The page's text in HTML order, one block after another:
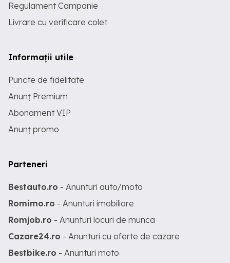
Regulament Campanie
Livrare cu verificare colet
Informații utile
Puncte de fidelitate
Anunț Premium
Abonament VIP
Anunț promo
Parteneri
Bestauto.ro - Anunturi auto/moto
Romimo.ro - Anunturi imobiliare
Romjob.ro - Anunturi locuri de munca
Cazare24.ro - Anunturi cu oferte de cazare
Bestbike.ro - Anunturi moto